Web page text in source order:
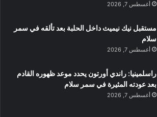
أغسطس 7, 2026
مستقبل نيك نيميث داخل الحلبة بعد تألقه في سمر
سلام
أغسطس 7, 2026
راسلمينيا: راندي أورتون يحدد موعد ظهوره القادم
بعد عودته المثيرة في سمر سلام
أغسطس 7, 2026